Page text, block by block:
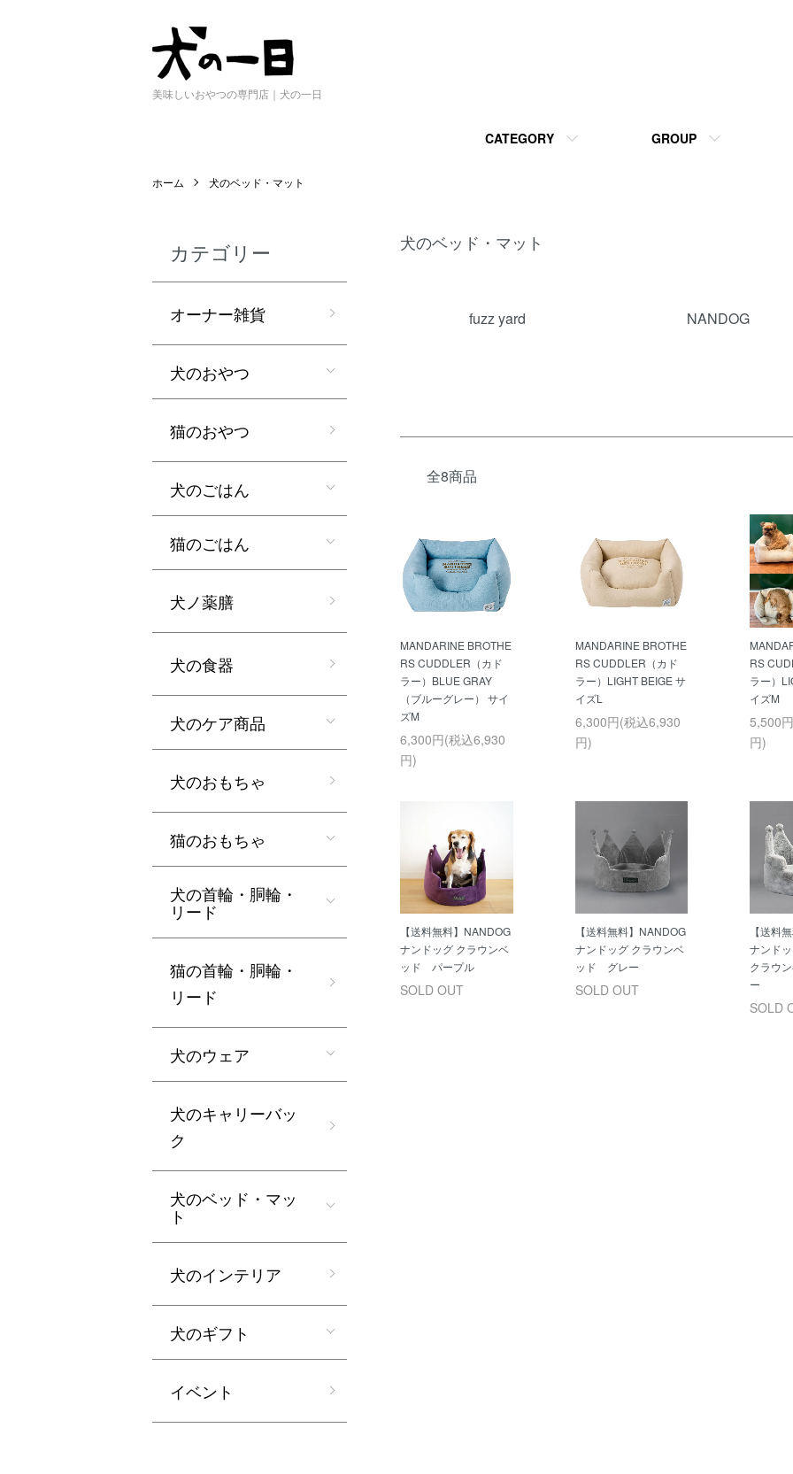
美味しいおやつの専門店｜犬の一日
CATEGORY GROUP
ホーム 犬のベッド・マット
犬のベッド・マット
fuzz yard
NANDOG
全8商品
MANDARINE BROTHE
RS CUDDLER（カド
ラー）BLUE GRAY
（ブルーグレー） サイ
ズM
6,300円(税込6,930
円)
MANDARINE BROTHE
RS CUDDLER（カド
ラー）LIGHT BEIGE サ
イズL
6,300円(税込6,930
円)
RS
ラー）
イズM
5,500
円)
【送料無料】NANDOG
ナンドッグ クラウンベ
ッド パープル
SOLD OUT
【送料無料】NANDOG
ナンドッグ クラウンベ
ッド グレー
SOLD OUT
【送料
ナンド
クラウ
ー
SOLD
カテゴリー
オーナー雑貨
犬のおやつ
猫のおやつ
犬のごはん
猫のごはん
犬ノ薬膳
犬の食器
犬のケア商品
犬のおもちゃ
猫のおもちゃ
犬の首輪・胴輪・
リード
猫の首輪・胴輪・
リード
犬のウェア
犬のキャリーバッ
ク
犬のベッド・マッ
ト
犬のインテリア
犬のギフト
イベント